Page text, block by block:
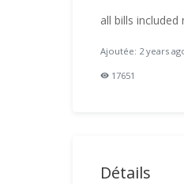
all bills
Ajoutée: 2 years
17651
Détails